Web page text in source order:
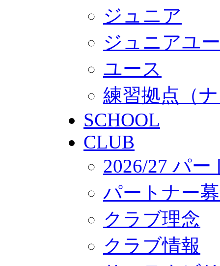
ジュニア
ジュニアユ
ユース
練習拠点（
SCHOOL
CLUB
2026/27 パ
パートナー
クラブ理念
クラブ情報